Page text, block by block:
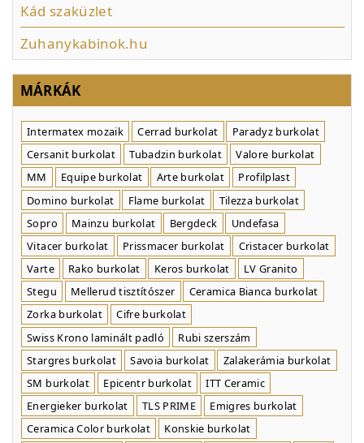
Kád szaküzlet
Zuhanykabinok.hu
MÁRKÁK
Intermatex mozaik Cerrad burkolat
Paradyz burkolat
Cersanit burkolat
Tubadzin burkolat
Valore burkolat
MM
Equipe burkolat Arte burkolat
Profilplast
Domino burkolat
Flame burkolat
Tilezza burkolat
Sopro
Mainzu burkolat Bergdeck
Undefasa
Vitacer burkolat
Prissmacer burkolat
Cristacer burkolat
Varte
Rako burkolat Keros burkolat
LV Granito
Stegu
Mellerud tisztítószer
Ceramica Bianca burkolat
Zorka burkolat
Cifre burkolat
Swiss Krono laminált padló
Rubi szerszám
Stargres burkolat
Savoia burkolat
Zalakerámia burkolat
SM burkolat
Epicentr burkolat
ITT Ceramic
Energieker burkolat
TLS PRIME
Emigres burkolat
Ceramica Color burkolat
Konskie burkolat